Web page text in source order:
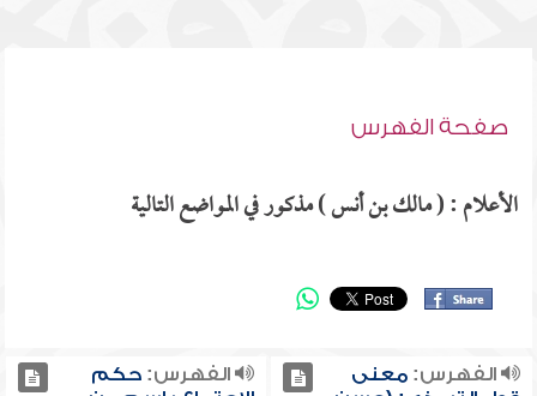
صفحة الفهرس
الأعلام : ( مالك بن أنس ) مذكور في المواضع التالية
الفهرس:معنى
الفهرس:حكم